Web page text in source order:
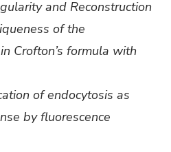
and Reconstruction
of the
Crofton’s formula with
of endocytosis as
by fluorescence